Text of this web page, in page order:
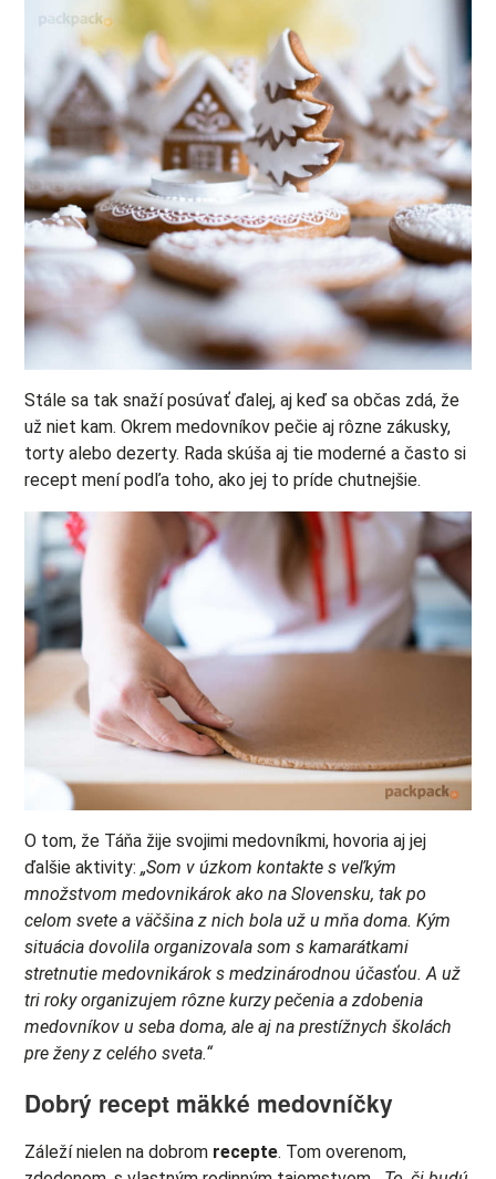
Stále sa tak snaží posúvať ďalej, aj keď sa občas zdá, že
už niet kam. Okrem medovníkov pečie aj rôzne zákusky,
torty alebo dezerty. Rada skúša aj tie moderné a často si
recept mení podľa toho, ako jej to príde chutnejšie.
O tom, že Táňa žije svojimi medovníkmi, hovoria aj jej
ďalšie aktivity: „Som v úzkom kontakte s veľkým
množstvom medovnikárok ako na Slovensku, tak po
celom svete a väčšina z nich bola už u mňa doma. Kým
situácia dovolila organizovala som s kamarátkami
stretnutie medovnikárok s medzinárodnou účasťou. A už
tri roky organizujem rôzne kurzy pečenia a zdobenia
medovníkov u seba doma, ale aj na prestížnych školách
pre ženy z celého sveta.“
Dobrý recept mäkké medovníčky
Záleží nielen na dobrom recepte. Tom overenom,